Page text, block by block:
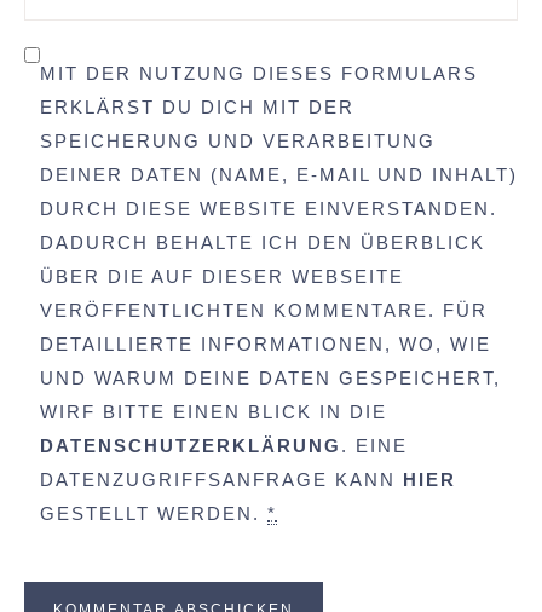
MIT DER NUTZUNG DIESES FORMULARS
ERKLÄRST DU DICH MIT DER
SPEICHERUNG UND VERARBEITUNG
DEINER DATEN (NAME, E-MAIL UND INHALT)
DURCH DIESE WEBSITE EINVERSTANDEN.
DADURCH BEHALTE ICH DEN ÜBERBLICK
ÜBER DIE AUF DIESER WEBSEITE
VERÖFFENTLICHTEN KOMMENTARE. FÜR
DETAILLIERTE INFORMATIONEN, WO, WIE
UND WARUM DEINE DATEN GESPEICHERT,
WIRF BITTE EINEN BLICK IN DIE
DATENSCHUTZERKLÄRUNG . EINE
DATENZUGRIFFSANFRAGE KANN HIER
GESTELLT WERDEN. *